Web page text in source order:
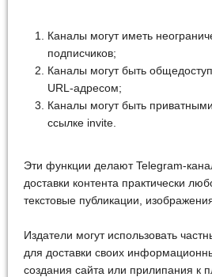
Каналы могут иметь
подписчиков;
Каналы могут быть
URL-адресом;
Каналы могут быть
ссылке invite.
Эти функции делают Telegram-
доставки контента практически
текстовые публикации,
Издатели могут использовать
для доставки своих
создания сайта или прилипания к